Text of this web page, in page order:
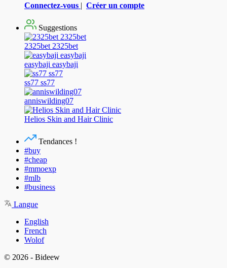
Connectez-vous | Créer un compte
Suggestions
2325bet 2325bet
easybaji easybaji
ss77 ss77
anniswilding07
Helios Skin and Hair Clinic
Tendances !
#buy
#cheap
#mmoexp
#mlb
#business
Langue
English
French
Wolof
© 2026 - Bideew